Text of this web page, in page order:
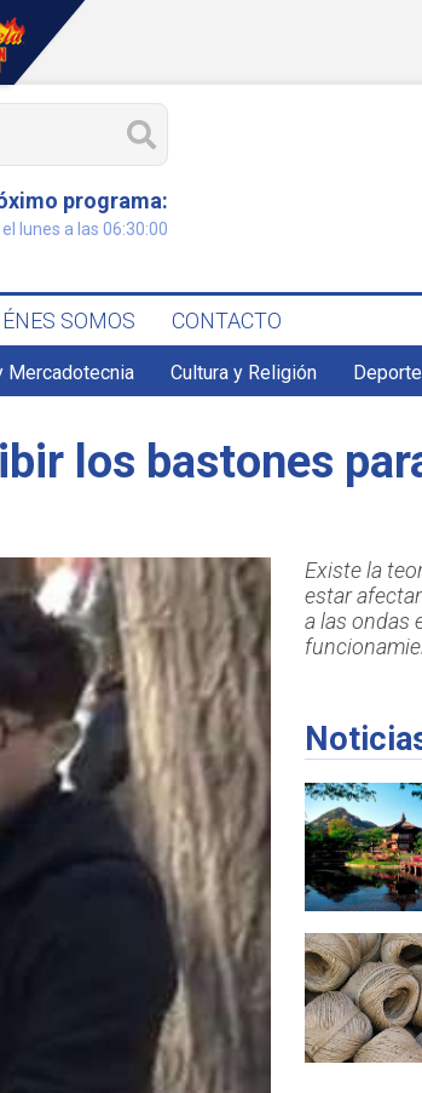
programa:
lunes a las 06:30:00
SOMOS CONTACTO
Mercadotecnia Cultura y Religión
los bastones
Existe la
estar
a las ondas